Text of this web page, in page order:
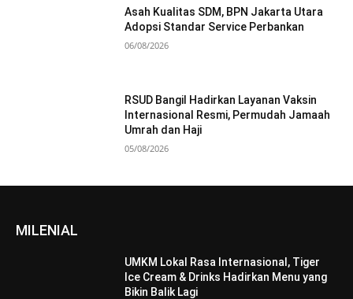
Asah Kualitas SDM, BPN Jakarta Utara
Adopsi Standar Service Perbankan
06/08/2026
RSUD Bangil Hadirkan Layanan Vaksin
Internasional Resmi, Permudah Jamaah
Umrah dan Haji
05/08/2026
MILENIAL
UMKM Lokal Rasa Internasional, Tiger
Ice Cream & Drinks Hadirkan Menu yang
Bikin Balik Lagi